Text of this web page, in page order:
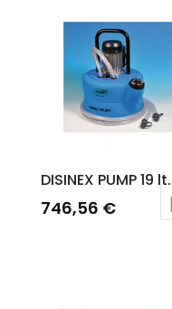
DISINEX PUMP 19 lt.
746,56 €